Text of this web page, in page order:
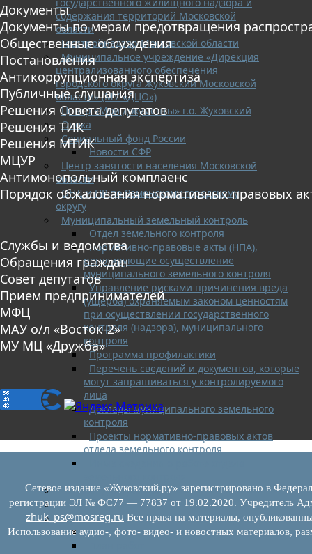
содержания территорий Московской
области
Госстройнадзор Московской области
Муниципальное учреждение «Дирекция
централизованного обеспечения
городского округа Жуковский Московской
области» (МУ «ДЦО»)
Центр «Мои документы» г.о. Жуковский
Опека
Социальный фонд России
Новости СФР
Центр занятости населения Московской
области
ОНД и ПР по Раменскому городскому
округу
Муниципальный земельный контроль
Отдел земельного контроля
Нормативно-правовые акты (НПА),
регулирующие осуществление
муниципального земельного контроля
Управление рисками причинения вреда
(ущерба) охраняемым законом ценностям
при осуществлении государственного
контроля (надзора), муниципального
контроля
Программа профилактики
Перечень сведений и документов, которые
могут запрашиваться у контролируемого
лица
Доклады муниципального земельного
контроля
Проекты нормативно-правовых актов
отдела земельного контроля
Бюджет для граждан
Росреестр
Муниципальный финансовый контроль
Нормативные документы
Документы
Документы по мерам предотвращения
Общественные обсуждения
Постановления
Антикоррупционная экспертиза
Публичные слушания
Решения Совета депутатов
Решения ТИК
Решения МТИК
МЦУР
Антимонопольный комплаенс
Порядок обжалования нормативных правовых
Службы и ведомства
Обращения граждан
Совет депутатов
Прием предпринимателей
МФЦ
МАУ о/л «Восток-2»
МУ МЦ «Дружба»
Сетевое издание «Жуковский.ру» зарегистрировано в
регистрации ЭЛ № ФС77 — 77837 от 19.02.2020. Учредитель
zhuk_ps@mosreg.ru Все права на материалы,
Использование аудио-, фото- видео- и новостных материалов,